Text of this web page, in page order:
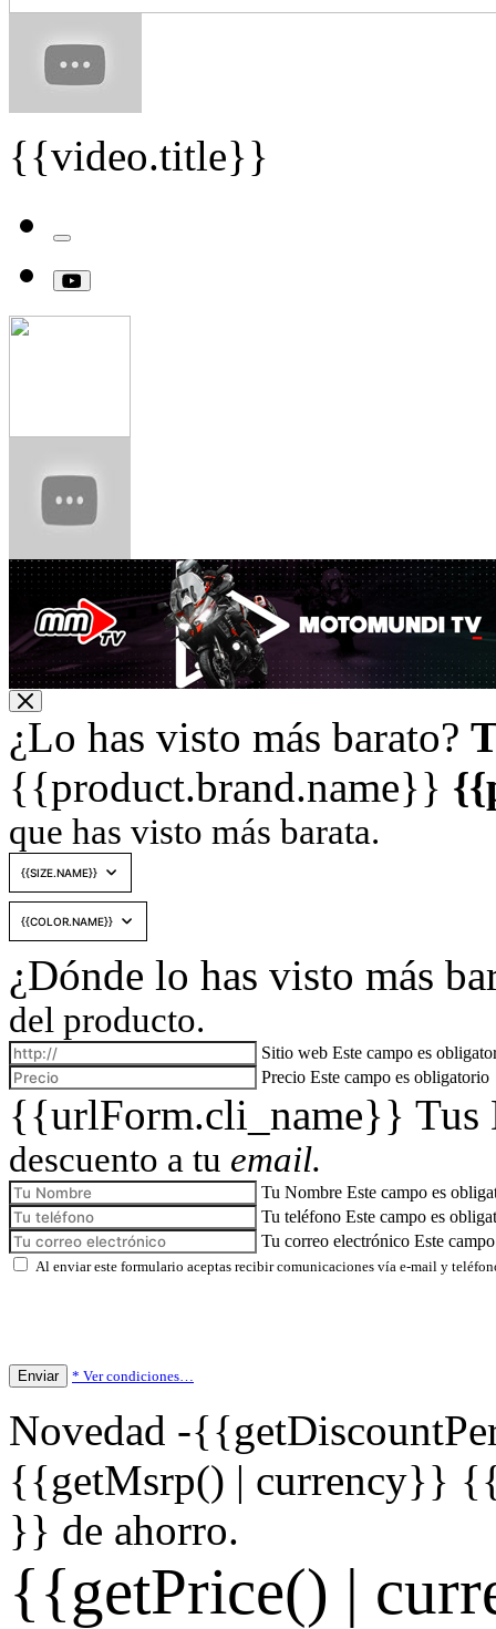
{{video.title}}
¿Lo has visto más barato?
{{product.brand.name}}
que has visto más barata.
¿Dónde lo has visto más
del producto.
Sitio web Este campo es
Precio Este campo es obligatorio
{{urlForm.cli_name}} Tus
descuento a tu email.
Tu Nombre Este campo es
Tu teléfono Este campo es
Tu correo electrónico Este
Al enviar este formulario aceptas recibir comunicaciones vía e-mail y
Enviar * Ver condiciones…
Novedad -
{{getMsrp() | currency}}
}} de ahorro.
{{getPrice() |